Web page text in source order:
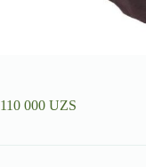
110 000 UZS